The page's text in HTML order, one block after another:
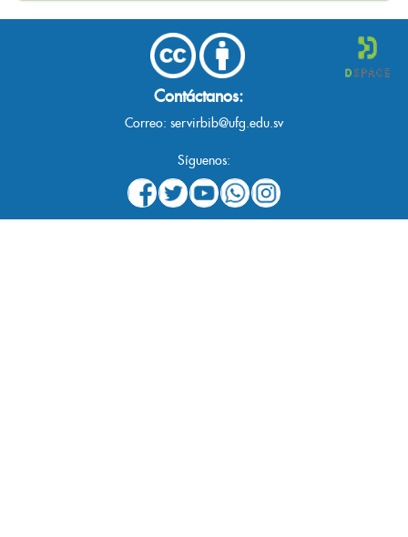
Contáctanos:
Correo: servirbib@ufg.edu.sv
Síguenos: